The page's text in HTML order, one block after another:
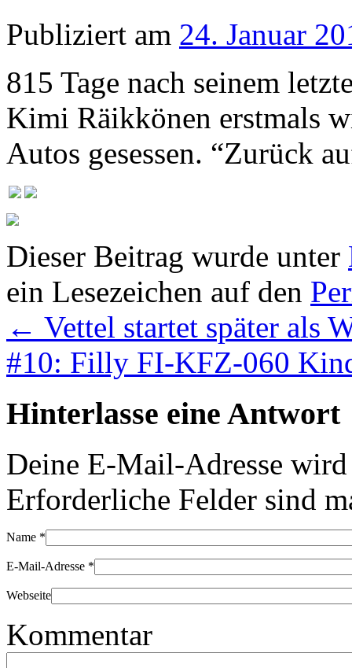
Publiziert am 24. Januar
815 Tage nach seinem
Kimi Räikkönen erstmals
Autos gesessen. “Zurück
Dieser Beitrag wurde unter
ein Lesezeichen auf den
← Vettel startet später als
#10: Filly FI-KFZ-060
Hinterlasse eine Antwort
Deine E-Mail-Adresse
Erforderliche Felder sind
Name *
E-Mail-Adresse *
Webseite
Kommentar